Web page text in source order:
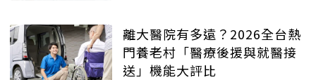
離大醫院有多遠？2026全台熱
門養老村「醫療後援與就醫接
送」機能大評比